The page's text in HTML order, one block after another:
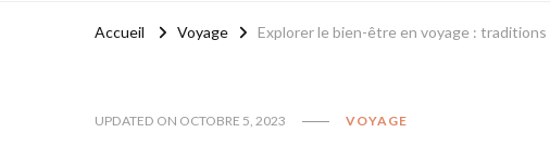
Accueil Voyage Explorer le bien-être en voyage : traditions
UPDATED ON OCTOBRE 5, 2023 VOYAGE